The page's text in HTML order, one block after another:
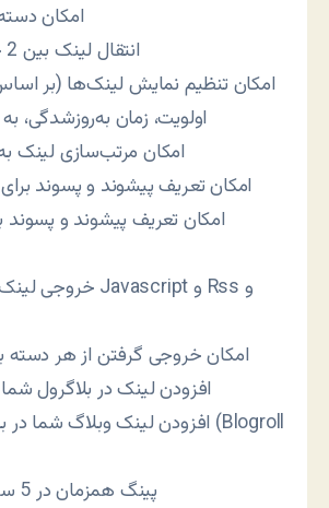
– امکان
– انتقال لینک بین 2 حساب کاربری
اولویت، زمان به‌روزشدگی،
– امکان مرتب‌سازی لینک
– امکان تعریف پیشوند و پسوند
– امکان خروجی گرفتن از هر
– افزودن لینک در بلاگرول